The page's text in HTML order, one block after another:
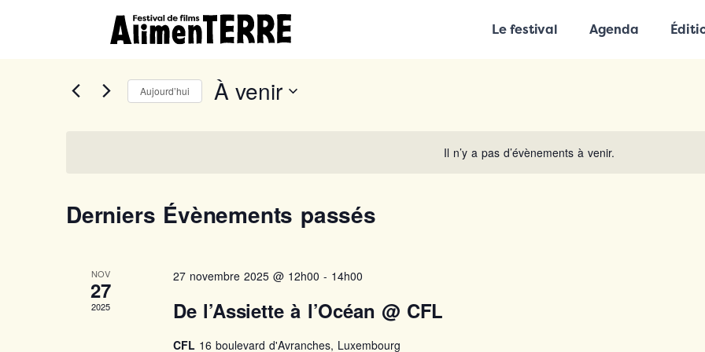
Le festival Agenda
Il n’y a pas d’évènements à venir.
Aujourd’hui À venir
Derniers Évènements passés
NOV
27
2025
27 novembre 2025 @ 12h00 - 14h00
De l’Assiette à l’Océan @ CFL
CFL 16 boulevard d'Avranches, Luxembourg